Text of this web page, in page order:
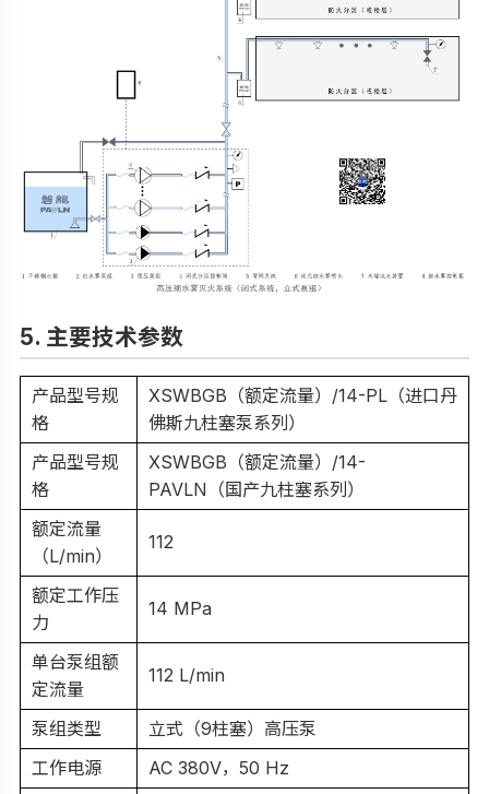
5. 主要技术参数
产品型号规
格
XSWBGB（额定流量）/14-PL（进口丹
佛斯九柱塞泵系列）
产品型号规
格
XSWBGB（额定流量）/14-
PAVLN（国产九柱塞系列）
额定流量
（L/min）
112
额定工作压
力
14 MPa
单台泵组额
定流量
112 L/min
泵组类型
立式（9柱塞）高压泵
工作电源
AC 380V，50 Hz